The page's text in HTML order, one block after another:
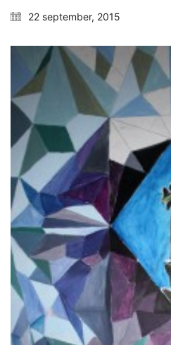
22 september, 2015
subjektivitet.
Ett eget konstnärlig språk
själv påverka framtiden.
HITTA OSS
Göteborgs konstskola
Första Långgatan 10,
413 03 Göteborg, Sweden
KONTAKTA OSS
Telefon:+46 31 14 80 61
info@gbgkonstskola.se
Kontaktsida